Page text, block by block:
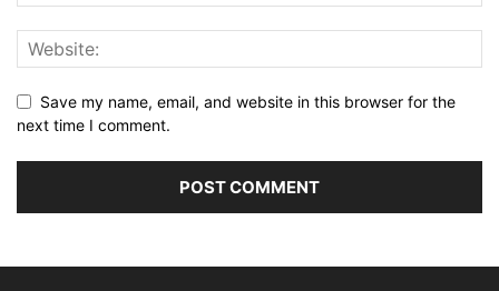
Save my name, email, and website in this browser for the
next time I comment.